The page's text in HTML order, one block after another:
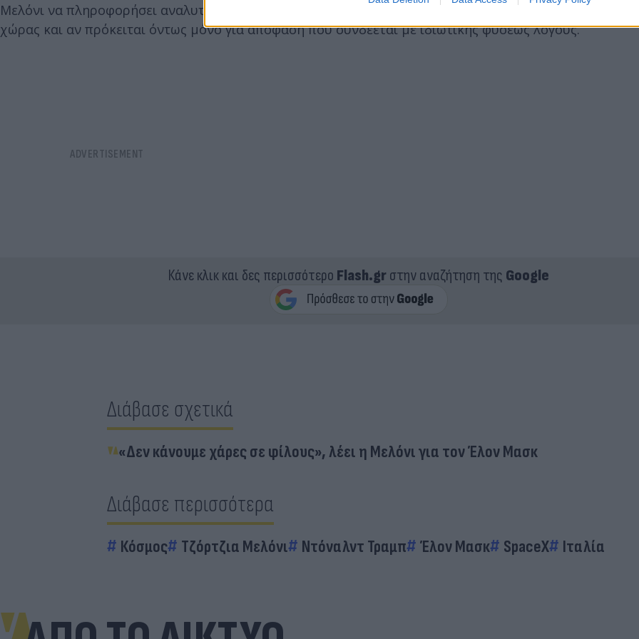
Μελόνι να πληροφορήσει αναλυτικά το κοινοβούλιο για την "αλλαγή φρουράς" στις υπηρεσίες
χώρας και αν πρόκειται όντως μόνο για απόφαση που συνδέεται με ιδιωτικής φύσεως λόγους.
Κάνε κλικ και δες περισσότερο Flash.grστην αναζήτηση της Google
Διάβασε σχετικά
«Δεν κάνουμε χάρες σε φίλους», λέει η Μελόνι για τον Έλον Μασκ
Διάβασε περισσότερα
Κόσμος Τζόρτζια Μελόνι Ντόναλντ Τραμπ Έλον Μασκ SpaceX Ιταλία